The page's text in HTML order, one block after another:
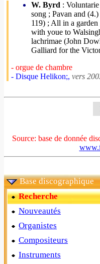
W. Byrd :
song ; Pavan and
119) ; All in a
with youe to
lachrimae (John
Galliard for the
- orgue de chambre
- Disque Helikon;, vers
Source: base de donnée
Base discographique
Recherche
Nouveautés
Organistes
Compositeurs
Instruments